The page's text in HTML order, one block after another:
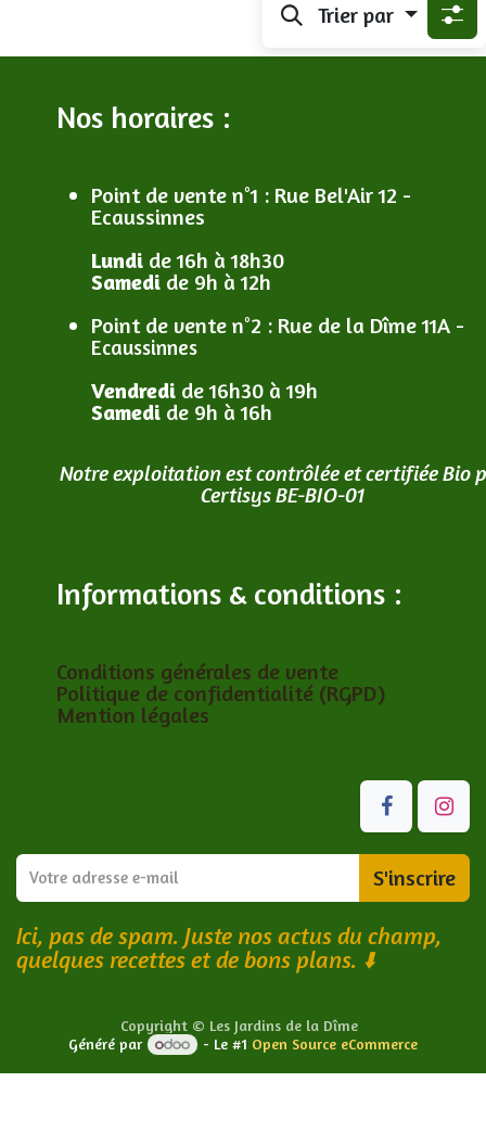
Trier par
Nos horaires :
Point de vente n°1 : Rue Bel'Air 12 -
Ecaussinnes
Lundi de 16h à 18h30
Samedi de 9h à 12h
Point de vente n°2 : Rue de la Dîme 11A -
Ecaussinnes
Vendredi de 16h30 à 19h
Samedi de 9h à 16h
Notre exploitation est contrôlée et certifiée Bio
Certisys BE-BIO-01
Informations & conditions :
Conditions générales de vente
Politique de confidentialité (RGPD)
Mention légales
S'inscrire
Ici, pas de spam. Juste nos actus du champ,
quelques recettes et de bons plans. ⬇️
Copyright © Les Jardins de la Dîme
Généré par
- Le #1 Open Source eCommerce